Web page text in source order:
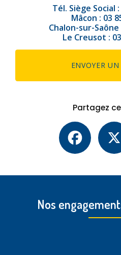
Tél. Siège Social :
Mâcon : 03
Chalon-sur-Saône
Le Creusot :
ENVOYER
Partagez
Nos